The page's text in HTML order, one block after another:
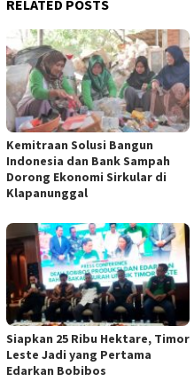
RELATED POSTS
Kemitraan Solusi Bangun
Indonesia dan Bank Sampah
Dorong Ekonomi Sirkular di
Klapanunggal
Siapkan 25 Ribu Hektare, Timor
Leste Jadi yang Pertama
Edarkan Bobibos